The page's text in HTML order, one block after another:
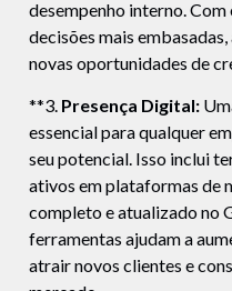
desempenho interno.
decisões mais
novas oportunidades de
**3. Presença Digital:
essencial para qualquer
seu potencial. Isso inclui
ativos em plataformas de
completo e atualizado no
ferramentas ajudam a
atrair novos clientes e